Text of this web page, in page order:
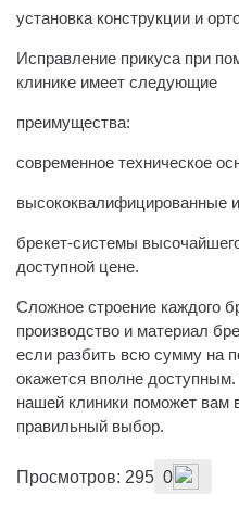
установка конструкции и
Исправление прикуса при
клинике имеет следующие
преимущества:
современное техническое
высококвалифицированные
брекет-системы
доступной цене.
Сложное строение каждого
производство и материал
если разбить всю сумму на
окажется вполне
нашей клиники поможет вам
правильный выбор.
Просмотров: 295 0